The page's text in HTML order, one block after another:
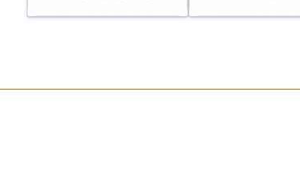
Werknemer Werkgever